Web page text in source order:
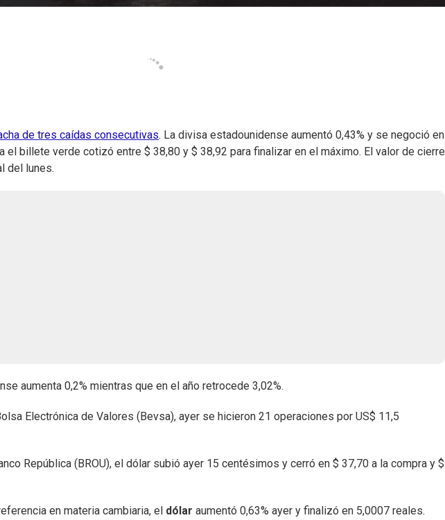
de tres caídas consecutivas. La divisa estadounidense aumentó 0,43% y se negoció en
el billete verde cotizó entre $ 38,80 y $ 38,92 para finalizar en el máximo. El valor de cierre
del lunes.
aumenta 0,2% mientras que en el año retrocede 3,02%.
Electrónica de Valores (Bevsa), ayer se hicieron 21 operaciones por US$ 11,5
República (BROU), el dólar subió ayer 15 centésimos y cerró en $ 37,70 a la compra y $
en materia cambiaria, el dólar aumentó 0,63% ayer y finalizó en 5,0007 reales.